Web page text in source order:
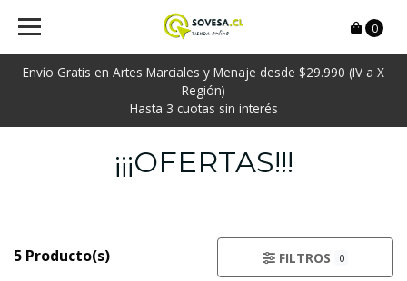
Envío Gratis en Artes Marciales y Menaje desde $29.990 (IV a X
Región)
Hasta 3 cuotas sin interés
0
¡¡¡OFERTAS!!!
5 Producto(s) FILTROS 0